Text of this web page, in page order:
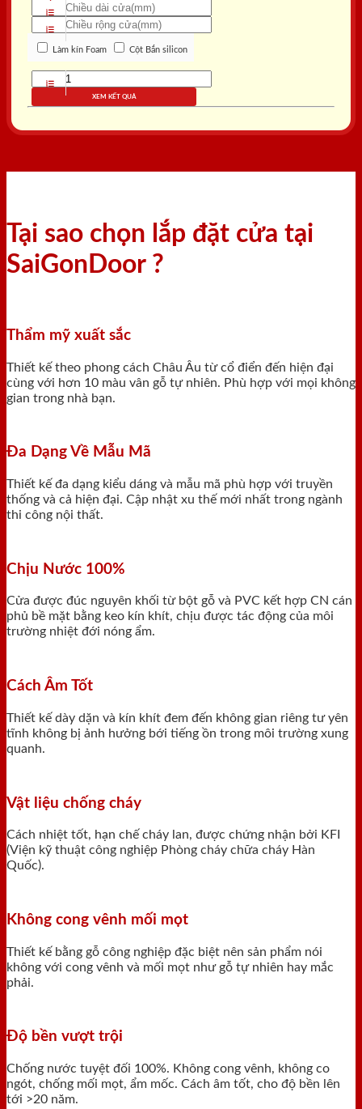
Làm kín Foam Cột Bắn silicon
XEM KẾT QUẢ
Tại sao chọn lắp đặt cửa tại
SaiGonDoor ?
Thẩm mỹ xuất sắc
Thiết kế theo phong cách Châu Âu từ cổ điển đến hiện đại
cùng với hơn 10 màu vân gỗ tự nhiên. Phù hợp với mọi không
gian trong nhà bạn.
Đa Dạng Về Mẫu Mã
Thiết kế đa dạng kiểu dáng và mẫu mã phù hợp với truyền
thống và cả hiện đại. Cập nhật xu thế mới nhất trong ngành
thi công nội thất.
Chịu Nước 100%
Cửa được đúc nguyên khối từ bột gỗ và PVC kết hợp CN cán
phủ bề mặt bằng keo kín khít, chịu được tác động của môi
trường nhiệt đới nóng ẩm.
Cách Âm Tốt
Thiết kế dày dặn và kín khít đem đến không gian riêng tư yên
tĩnh không bị ảnh hưởng bới tiếng ồn trong môi trường xung
quanh.
Vật liệu chống cháy
Cách nhiệt tốt, hạn chế cháy lan, được chứng nhận bởi KFI
(Viện kỹ thuật công nghiệp Phòng cháy chữa cháy Hàn
Quốc).
Không cong vênh mối mọt
Thiết kế bằng gỗ công nghiệp đặc biệt nên sản phẩm nói
không với cong vênh và mối mọt như gỗ tự nhiên hay mắc
phải.
Độ bền vượt trội
Chống nước tuyệt đối 100%. Không cong vênh, không co
ngót, chống mối mọt, ẩm mốc. Cách âm tốt, cho độ bền lên
tới >20 năm.